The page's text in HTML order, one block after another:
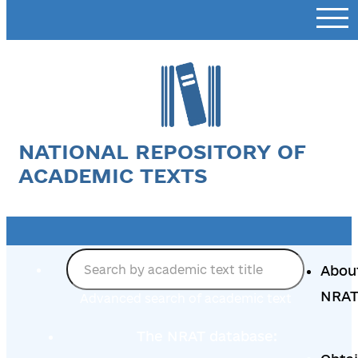
NATIONAL REPOSITORY OF
ACADEMIC TEXTS
NRAT